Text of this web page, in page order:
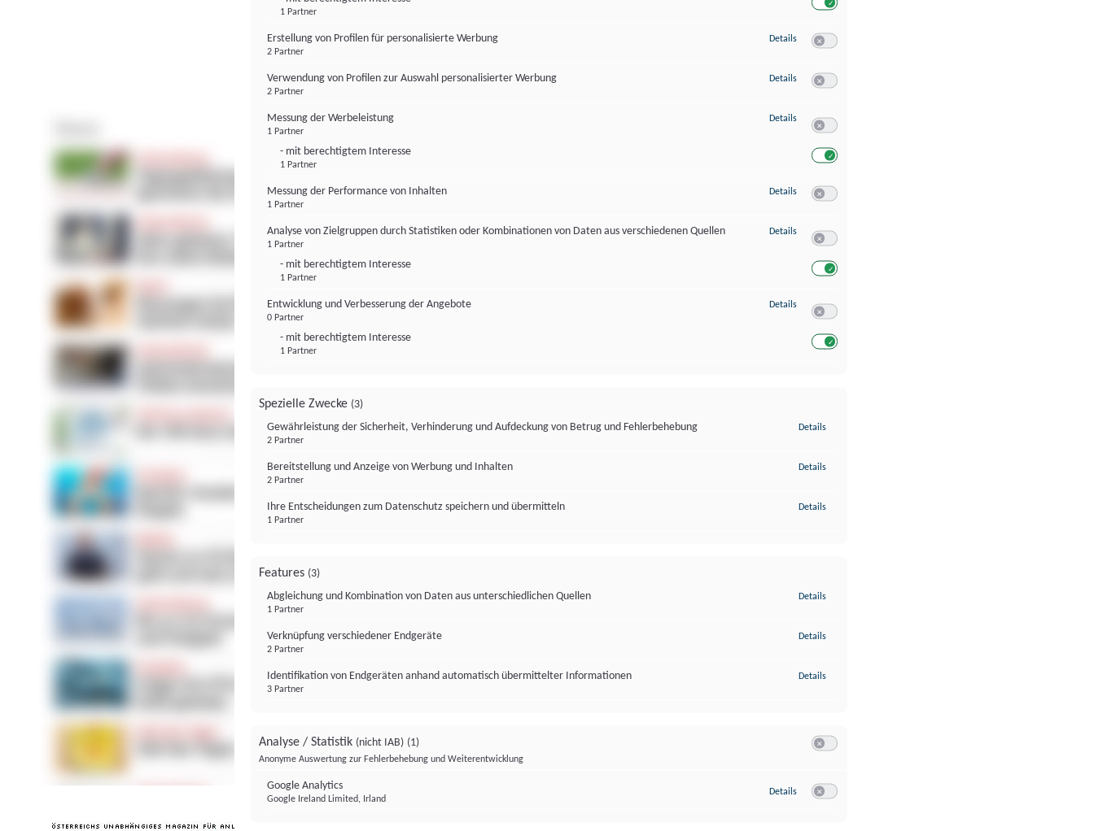
1 Partner
Erstellung von Profilen für personalisierte Werbung
2 Partner
Details zu Erstellung von Profilen für personalisierte Werbung
Verwendung von Profilen zur Auswahl personalisierter Werbung
2 Partner
Details zu Verwendung von Profilen zur Auswahl personalisierter Werbung
Messung der Werbeleistung
1 Partner
- mit berechtigtem Interesse
1 Partner
Details zu Messung der Werbeleistung
Messung der Performance von Inhalten
1 Partner
Details zu Messung der Performance von Inhalten
Analyse von Zielgruppen durch Statistiken oder Kombinationen von Daten aus verschiedenen Quellen
1 Partner
- mit berechtigtem Interesse
1 Partner
Details zu Analyse von Zielgruppen durch Statistiken oder Kombinationen von
Entwicklung und Verbesserung der Angebote
0 Partner
- mit berechtigtem Interesse
1 Partner
Details zu Entwicklung und Verbesserung der Angebote
Spezielle Zwecke (3)
Gewährleistung der Sicherheit, Verhinderung und Aufdeckung von Betrug und Fehlerbehebung
2 Partner
Details
Bereitstellung und Anzeige von Werbung und Inhalten
2 Partner
Details
Ihre Entscheidungen zum Datenschutz speichern und übermitteln
1 Partner
Details
Features (3)
Abgleichung und Kombination von Daten aus unterschiedlichen Quellen
1 Partner
Details
Verknüpfung verschiedener Endgeräte
2 Partner
Details
Identifikation von Endgeräten anhand automatisch übermittelter Informationen
3 Partner
Details
Analyse / Statistik (nicht IAB) (1)
Anonyme Auswertung zur Fehlerbehebung und Weiterentwicklung
Google Analytics
Google Ireland Limited, Irland
Details zu Google Analytics